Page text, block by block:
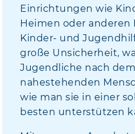
Einrichtungen wie
Heimen oder
Kinder- und
große Unsicherheit,
Jugendliche nach
nahestehenden
wie man sie in einer
besten unterstützen